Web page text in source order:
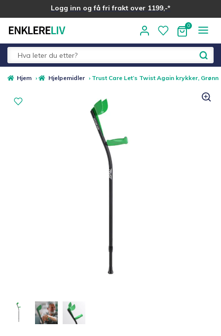
Logg inn og få fri frakt over 1199,-*
Alle kategorier
Fold
Medlemstilbud
Gavetips
Hjem › Hjelpemidler › Trust Care Let’s Twist Again krykker, Grønn